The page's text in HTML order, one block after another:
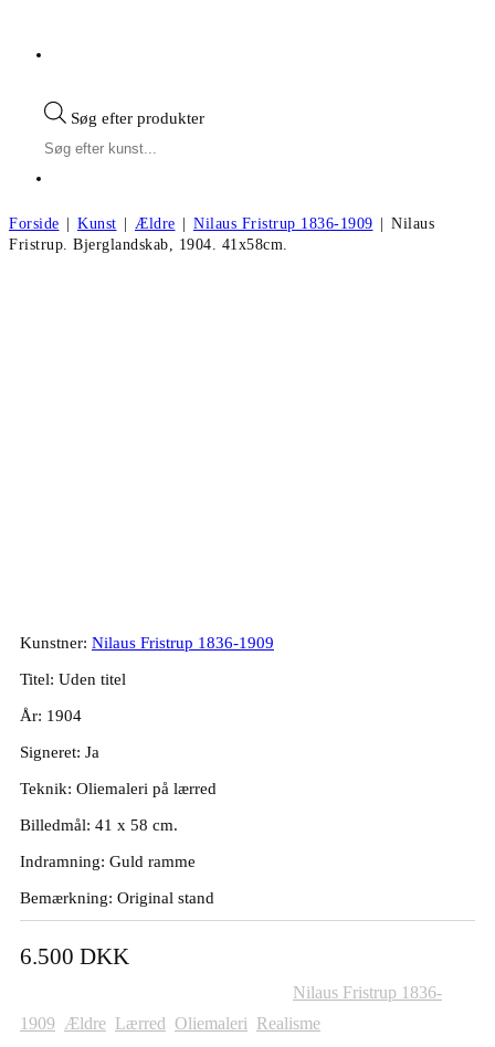
Søg efter produkter
Forside | Kunst | Ældre | Nilaus Fristrup 1836-1909 | Nilaus
Fristrup. Bjerglandskab, 1904. 41x58cm.
Kunstner: Nilaus Fristrup 1836-1909
Titel: Uden titel
År: 1904
Signeret: Ja
Teknik: Oliemaleri på lærred
Billedmål: 41 x 58 cm.
Indramning: Guld ramme
Bemærkning: Original stand
6.500 DKK
Nilaus Fristrup 1836-
1909
Ældre Lærred Oliemaleri Realisme